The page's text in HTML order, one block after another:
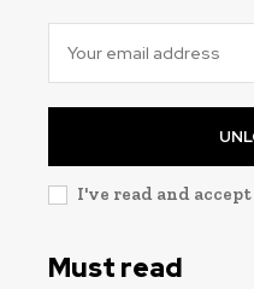
I've read and
Must read